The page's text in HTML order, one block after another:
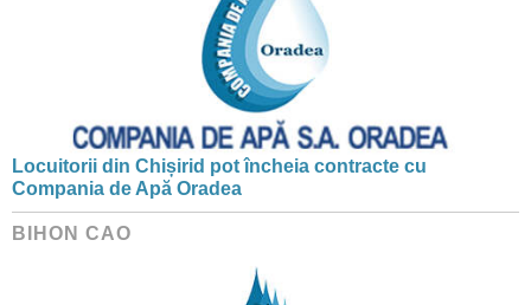
Locuitorii din Chișirid pot încheia contracte cu
Compania de Apă Oradea
BIHON CAO